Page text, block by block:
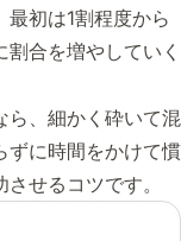
最初は1割程度から
合を増やしていく
ら、細かく砕いて混
ずに時間をかけて慣
せるコツです。